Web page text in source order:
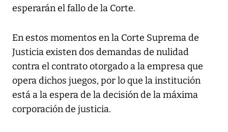
esperarán el fallo de la Corte.
En estos momentos en la Corte Suprema de
Justicia existen dos demandas de nulidad
contra el contrato otorgado a la empresa que
opera dichos juegos, por lo que la institución
está a la espera de la decisión de la máxima
corporación de justicia.